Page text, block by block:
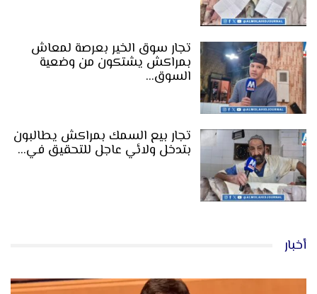
تجار سوق الخير بعرصة لمعاش
بمراكش يشتكون من وضعية
السوق…
تجار بيع السمك بمراكش يطالبون
بتدخل ولائي عاجل للتحقيق في…
أخبار